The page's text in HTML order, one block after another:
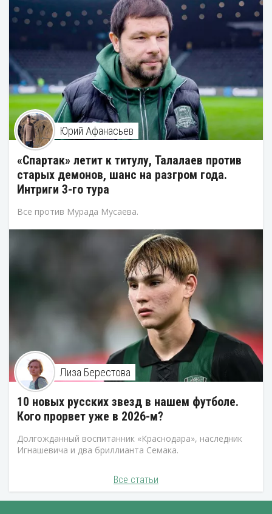
Юрий Афанасьев
«Спартак» летит к титулу, Талалаев против
старых демонов, шанс на разгром года.
Интриги 3-го тура
Все против Мурада Мусаева.
Лиза Берестова
10 новых русских звезд в нашем футболе.
Кого прорвет уже в 2026-м?
Долгожданный воспитанник «Краснодара», наследник
Игнашевича и два бриллианта Семака.
Все статьи